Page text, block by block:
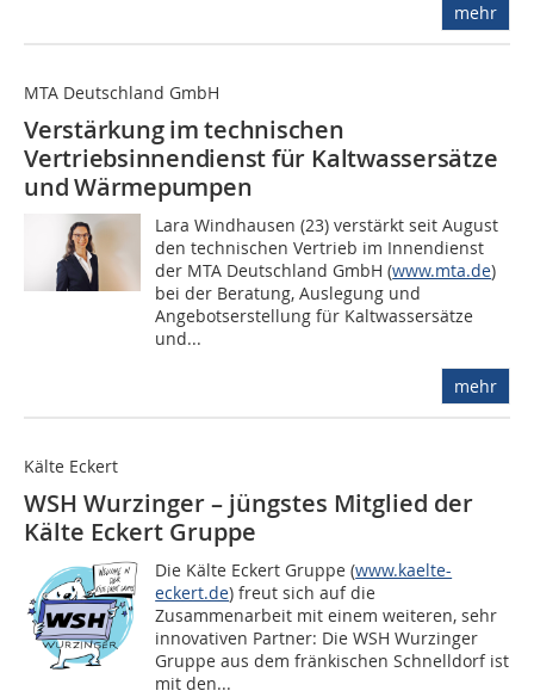
mehr
MTA Deutschland GmbH
Verstärkung im technischen
Vertriebsinnendienst für Kaltwassersätze
und Wärmepumpen
Lara Windhausen (23) verstärkt seit August
den technischen Vertrieb im Innendienst
der MTA Deutschland GmbH (www.mta.de)
bei der Bera­tung, Auslegung und
Angebotserstellung für Kaltwassersätze
und...
mehr
Kälte Eckert
WSH Wurzinger – jüngstes Mitglied der
Kälte Eckert Gruppe
Die Kälte Eckert Gruppe (www.kaelte-
eckert.de) freut sich auf die
Zusammenarbeit mit einem weiteren, sehr
innovativen Partner: Die WSH Wurzinger
Gruppe aus dem fränkischen Schnelldorf ist
mit den...